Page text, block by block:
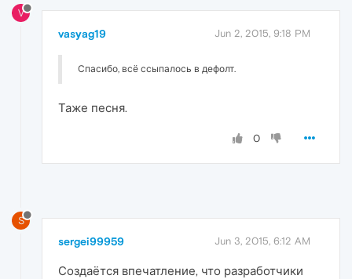
V
vasyag19 Jun 2, 2015, 9:18 PM
Спасибо, всё ссыпалось в дефолт.
Таже песня.
0
S
sergei99959 Jun 3, 2015, 6:12 AM
Создаётся впечатление, что разработчики